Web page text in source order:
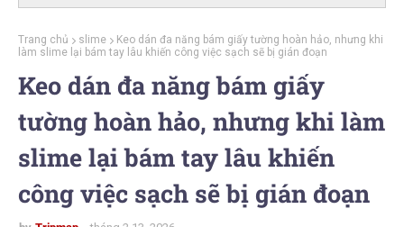
Trang chủ slime
Keo dán đa năng bám giấy tường hoàn hảo, nhưng khi
làm slime lại bám tay lâu khiến công việc sạch sẽ bị gián đoạn
Keo dán đa năng bám giấy
tường hoàn hảo, nhưng khi làm
slime lại bám tay lâu khiến
công việc sạch sẽ bị gián đoạn